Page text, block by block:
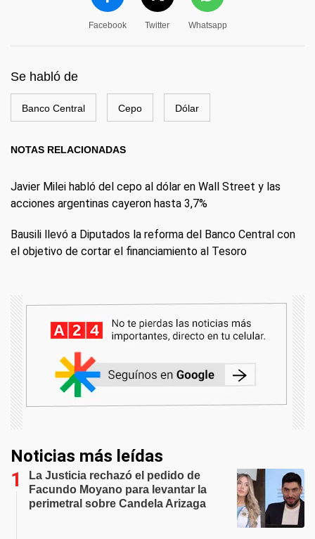
Facebook Twitter Whatsapp
Se habló de
Banco Central Cepo Dólar
NOTAS RELACIONADAS
Javier Milei habló del cepo al dólar en Wall Street y las
acciones argentinas cayeron hasta 3,7%
Bausili llevó a Diputados la reforma del Banco Central con
el objetivo de cortar el financiamiento al Tesoro
Noticias más leídas
La Justicia rechazó el pedido de
Facundo Moyano para levantar la
perimetral sobre Candela Arizaga